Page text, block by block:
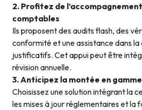
2. Profitez de
comptables
Ils proposent des audits flash, des
conformité et une assistance dans
justificatifs. Cet appui peut être
révision annuelle.
3. Anticipez la montée en
Choisissez une solution intégrant la
les mises à jour réglementaires et la